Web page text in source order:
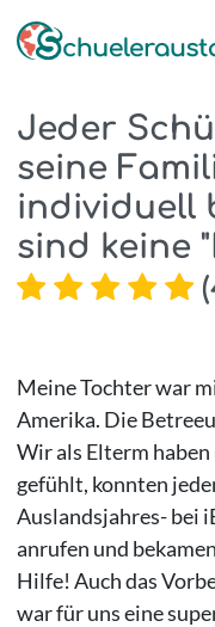
Jeder
seine
individuell
sind keine
(
Meine Tochter war
Amerika. Die
Wir als Elterm
gefühlt, konnten
Auslandsjahres- bei
anrufen und
Hilfe! Auch das
war für uns eine